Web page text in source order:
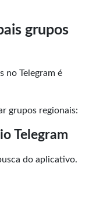
grupos
no Telegram é
grupos regionais:
Telegram
do aplicativo.